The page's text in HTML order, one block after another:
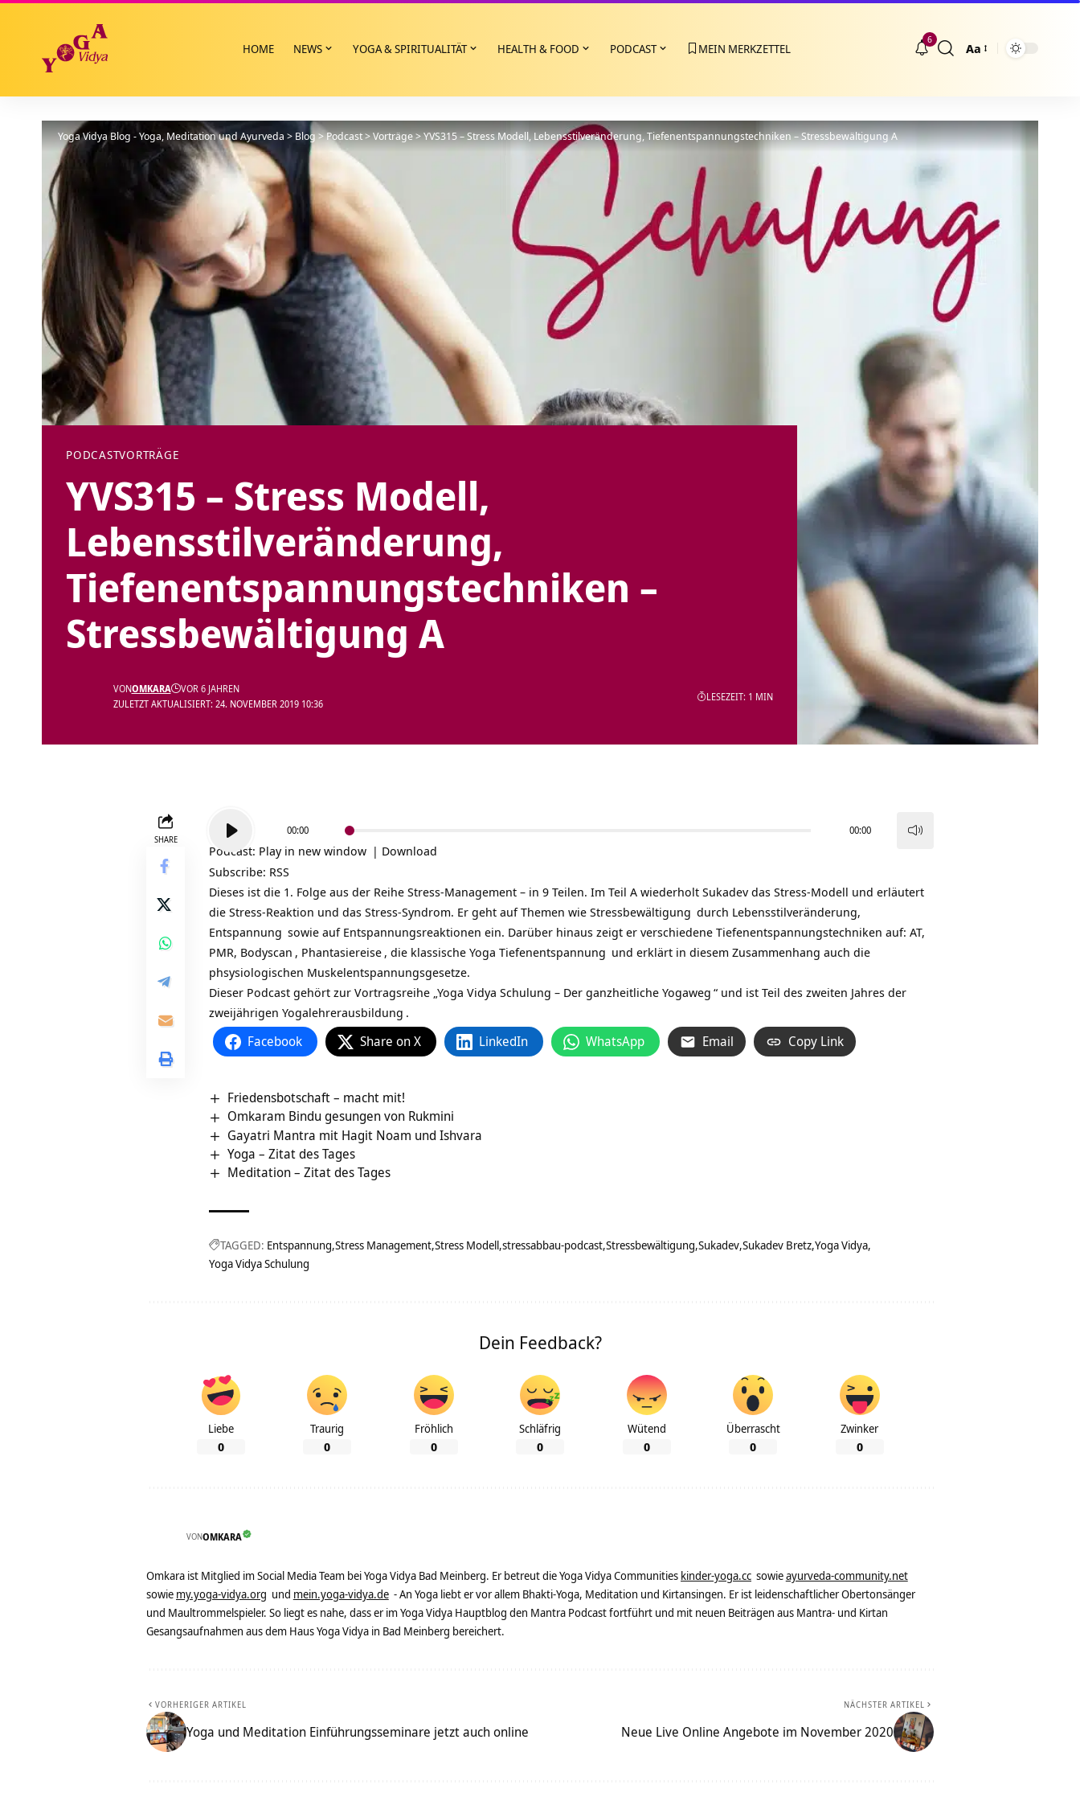
HOME NEWS YOGA & SPIRITUALITÄT HEALTH & FOOD PODCAST MEIN MERKZETTEL
6
Größenänderung
Aa
Yoga Vidya Blog - Yoga, Meditation und Ayurveda > Blog>Podcast>Vorträge>YVS315 – Stress Modell, Lebensstilveränderung, Tiefenentspannungstechniken – Stressbewältigung A
PODCASTVORTRÄGE
YVS315 – Stress Modell,
Lebensstilveränderung,
Tiefenentspannungstechniken –
Stressbewältigung A
ZULETZT AKTUALISIERT: 24. NOVEMBER 2019 10:36
VONOMKARA VOR 6 JAHREN
LESEZEIT: 1 MIN
SHARE
Player
00:00 00:00
Podcast: Play in new window | Download
Subscribe: RSS
Dieses ist die 1. Folge aus der Reihe Stress-Management – in 9 Teilen. Im Teil A wiederholt Sukadev das Stress-Modell und erläutert
die Stress-Reaktion und das Stress-Syndrom. Er geht auf Themen wie Stressbewältigung durch Lebensstilveränderung,
Entspannung sowie auf Entspannungsreaktionen ein. Darüber hinaus zeigt er verschiedene Tiefenentspannungstechniken auf: AT,
PMR, Bodyscan , Phantasiereise , die klassische Yoga Tiefenentspannung und erklärt in diesem Zusammenhang auch die
phsysiologischen Muskelentspannungsgesetze.
Dieser Podcast gehört zur Vortragsreihe „Yoga Vidya Schulung – Der ganzheitliche Yogaweg “ und ist Teil des zweiten Jahres der
zweijährigen Yogalehrerausbildung .
Facebook Share on X LinkedIn WhatsApp Email Copy Link
Friedensbotschaft – macht mit!
Omkaram Bindu gesungen von Rukmini
Gayatri Mantra mit Hagit Noam und Ishvara
Yoga – Zitat des Tages
Meditation – Zitat des Tages
TAGGED: Entspannung Stress Management Stress Modell stressabbau-podcast Stressbewältigung Sukadev Sukadev Bretz Yoga Vidya
Yoga Vidya Schulung
Dein Feedback?
Liebe
0
Traurig
0
Fröhlich
0
Schläfrig
0
Wütend
0
Überrascht
0
Zwinker
0
VONOMKARA
Omkara ist Mitglied im Social Media Team bei Yoga Vidya Bad Meinberg. Er betreut die Yoga Vidya Communities kinder-yoga.cc sowieayurveda-community.net
sowie my.yoga-vidya.org und mein.yoga-vidya.de - An Yoga liebt er vor allem Bhakti-Yoga, Meditation und Kirtansingen. Er ist leidenschaftlicher Obertonsänger
und Maultrommelspieler. So liegt es nahe, dass er im Yoga Vidya Hauptblog den Mantra Podcast fortführt und mit neuen Beiträgen aus Mantra- und Kirtan
Gesangsaufnahmen aus dem Haus Yoga Vidya in Bad Meinberg bereichert.
VORHERIGER ARTIKEL
Yoga und Meditation Einführungsseminare jetzt auch online
NÄCHSTER ARTIKEL
Neue Live Online Angebote im November 2020